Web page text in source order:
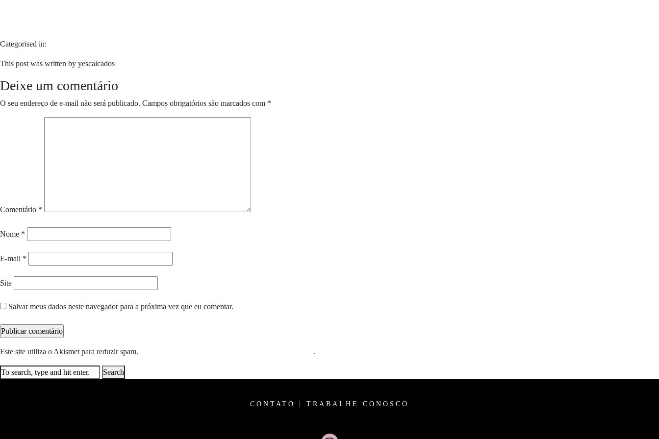
Categorised in:
This post was written by yescalcados
Deixe um comentário
O seu endereço de e-mail não será publicado. Campos obrigatórios são marcados com *
Comentário *
Nome *
E-mail *
Site
Salvar meus dados neste navegador para a próxima vez que eu comentar.
Este site utiliza o Akismet para reduzir spam. .
Search
CONTATO TRABALHE CONOSCO